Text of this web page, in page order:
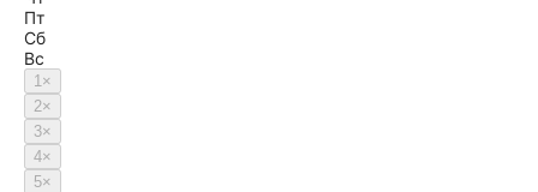
Пт
Сб
Вс
1×
2×
3×
4×
5×